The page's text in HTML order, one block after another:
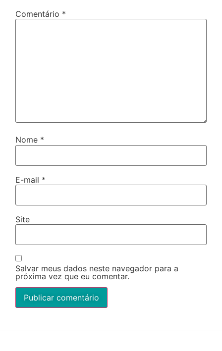
Comentário *
Nome *
E-mail *
Site
Salvar meus dados neste navegador para a
próxima vez que eu comentar.